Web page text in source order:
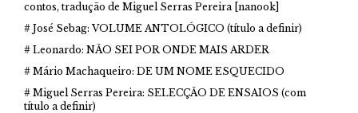
contos, tradução de Miguel Serras Pereira [nanook]
# José Sebag: VOLUME ANTOLÓGICO (título a definir)
# Leonardo: NÃO SEI POR ONDE MAIS ARDER
# Mário Machaqueiro: DE UM NOME ESQUECIDO
# Miguel Serras Pereira: SELECÇÃO DE ENSAIOS (com
título a definir)